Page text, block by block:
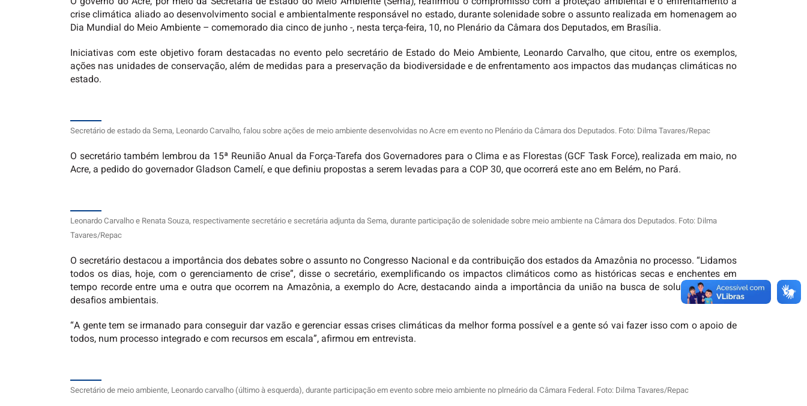
crise climática aliado ao desenvolvimento social e ambientalmente responsável no estado, durante solenidade sobre o assunto realizada em homenagem ao
Dia Mundial do Meio Ambiente – comemorado dia cinco de junho -, nesta terça-feira, 10, no Plenário da Câmara dos Deputados, em Brasília.
Iniciativas com este objetivo foram destacadas no evento pelo secretário de Estado do Meio Ambiente, Leonardo Carvalho, que citou, entre os exemplos,
ações nas unidades de conservação, além de medidas para a preservação da biodiversidade e de enfrentamento aos impactos das mudanças climáticas no
estado.
Secretário de estado da Sema, Leonardo Carvalho, falou sobre ações de meio ambiente desenvolvidas no Acre em evento no Plenário da Câmara dos Deputados. Foto: Dilma Tavares/Repac
O secretário também lembrou da 15ª Reunião Anual da Força-Tarefa dos Governadores para o Clima e as Florestas (GCF Task Force), realizada em maio, no
Acre, a pedido do governador Gladson Camelí, e que definiu propostas a serem levadas para a COP 30, que ocorrerá este ano em Belém, no Pará.
Leonardo Carvalho e Renata Souza, respectivamente secretário e secretária adjunta da Sema, durante participação de solenidade sobre meio ambiente na Câmara dos Deputados. Foto: Dilma
Tavares/Repac
O secretário destacou a importância dos debates sobre o assunto no Congresso Nacional e da contribuição dos estados da Amazônia no processo. “Lidamos
todos os dias, hoje, com o gerenciamento de crise”, disse o secretário, exemplificando os impactos climáticos como as históricas secas e enchentes em
tempo recorde entre uma e outra que ocorrem na Amazônia, a exemplo do Acre, destacando ainda a importância da união na busca de soluções para os
desafios ambientais.
“A gente tem se irmanado para conseguir dar vazão e gerenciar essas crises climáticas da melhor forma possível e a gente só vai fazer isso com o apoio de
todos, num processo integrado e com recursos em escala”, afirmou em entrevista.
Secretário de meio ambiente, Leonardo carvalho (último à esquerda), durante participação em evento sobre meio ambiente no plrneário da Câmara Federal. Foto: Dilma Tavares/Repac